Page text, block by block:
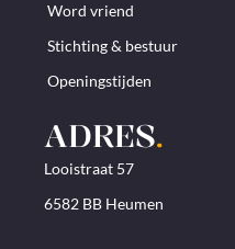
Word vriend
Stichting & bestuur
Openingstijden
ADRES.
Looistraat 57
6582 BB Heumen